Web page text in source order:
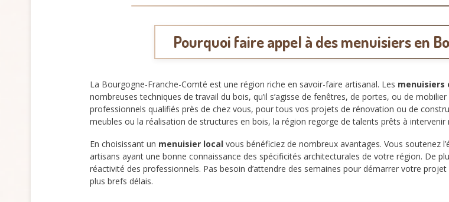
Pourquoi faire appel à des menuisiers en
La Bourgogne-Franche-Comté est une région riche en savoir-faire artisanal. Les menuisiers
nombreuses techniques de travail du bois, qu’il s’agisse de fenêtres, de portes, ou de
professionnels qualifiés près de chez vous, pour tous vos projets de rénovation ou de
meubles ou la réalisation de structures en bois, la région regorge de talents prêts à intervenir
En choisissant un menuisier local vous bénéficiez de nombreux avantages. Vous soutenez
artisans ayant une bonne connaissance des spécificités architecturales de votre région. De
réactivité des professionnels. Pas besoin d’attendre des semaines pour démarrer votre
plus brefs délais.